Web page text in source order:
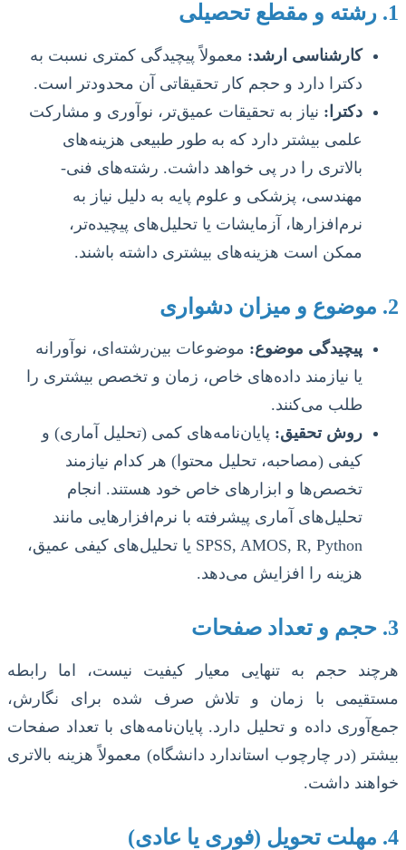
1. رشته و مقطع تحصیلی
کارشناسی ارشد: معمولاً پیچیدگی کمتری نسبت به
دکترا دارد و حجم کار تحقیقاتی آن محدودتر است.
دکترا: نیاز به تحقیقات عمیق‌تر، نوآوری و مشارکت
علمی بیشتر دارد که به طور طبیعی هزینه‌های
بالاتری را در پی خواهد داشت. رشته‌های فنی-
مهندسی، پزشکی و علوم پایه به دلیل نیاز به
نرم‌افزارها، آزمایشات یا تحلیل‌های پیچیده‌تر،
ممکن است هزینه‌های بیشتری داشته باشند.
2. موضوع و میزان دشواری
پیچیدگی موضوع: موضوعات بین‌رشته‌ای، نوآورانه
یا نیازمند داده‌های خاص، زمان و تخصص بیشتری را
طلب می‌کنند.
روش تحقیق: پایان‌نامه‌های کمی (تحلیل آماری) و
کیفی (مصاحبه، تحلیل محتوا) هر کدام نیازمند
تخصص‌ها و ابزارهای خاص خود هستند. انجام
تحلیل‌های آماری پیشرفته با نرم‌افزارهایی مانند
SPSS, AMOS, R, Python یا تحلیل‌های کیفی عمیق،
هزینه را افزایش می‌دهد.
3. حجم و تعداد صفحات
هرچند حجم به تنهایی معیار کیفیت نیست، اما رابطه
مستقیمی با زمان و تلاش صرف شده برای نگارش،
جمع‌آوری داده و تحلیل دارد. پایان‌نامه‌های با تعداد صفحات
بیشتر (در چارچوب استاندارد دانشگاه) معمولاً هزینه بالاتری
خواهند داشت.
4. مهلت تحویل (فوری یا عادی)